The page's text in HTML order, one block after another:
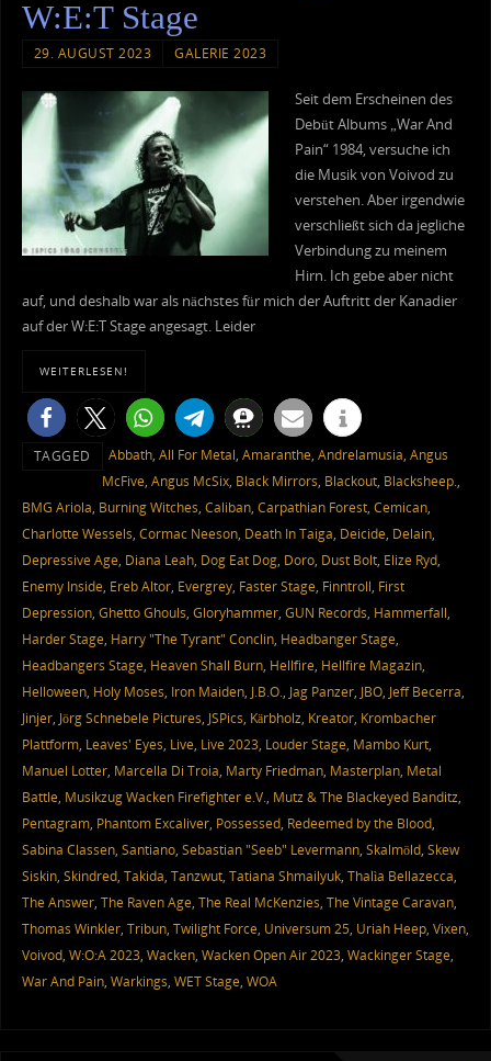
W:E:T Stage
29. AUGUST 2023 GALERIE 2023
Seit dem Erscheinen des
Debüt Albums „War And
Pain“ 1984, versuche ich
die Musik von Voivod zu
verstehen. Aber irgendwie
verschließt sich da jegliche
Verbindung zu meinem
Hirn. Ich gebe aber nicht
auf, und deshalb war als nächstes für mich der Auftritt der Kanadier
auf der W:E:T Stage angesagt. Leider
WEITERLESEN!
TAGGED Abbath, All For Metal, Amaranthe, Andrelamusia, Angus
McFive, Angus McSix, Black Mirrors, Blackout, Blacksheep.,
BMG Ariola, Burning Witches, Caliban, Carpathian Forest, Cemican,
Charlotte Wessels, Cormac Neeson, Death In Taiga, Deicide, Delain,
Depressive Age, Diana Leah, Dog Eat Dog, Doro, Dust Bolt, Elize Ryd,
Enemy Inside, Ereb Altor, Evergrey, Faster Stage, Finntroll, First
Depression, Ghetto Ghouls, Gloryhammer, GUN Records, Hammerfall,
Harder Stage, Harry "The Tyrant" Conclin, Headbanger Stage,
Headbangers Stage, Heaven Shall Burn, Hellfire, Hellfire Magazin,
Helloween, Holy Moses, Iron Maiden, J.B.O., Jag Panzer, JBO, Jeff Becerra,
Jinjer, Jörg Schnebele Pictures, JSPics, Kärbholz, Kreator, Krombacher
Plattform, Leaves' Eyes, Live, Live 2023, Louder Stage, Mambo Kurt,
Manuel Lotter, Marcella Di Troia, Marty Friedman, Masterplan, Metal
Battle, Musikzug Wacken Firefighter e.V., Mutz & The Blackeyed Banditz,
Pentagram, Phantom Excaliver, Possessed, Redeemed by the Blood,
Sabina Classen, Santiano, Sebastian "Seeb" Levermann, Skalmöld, Skew
Siskin, Skindred, Takida, Tanzwut, Tatiana Shmailyuk, Thalìa Bellazecca,
The Answer, The Raven Age, The Real McKenzies, The Vintage Caravan,
Thomas Winkler, Tribun, Twilight Force, Universum 25, Uriah Heep, Vixen,
Voivod, W:O:A 2023, Wacken, Wacken Open Air 2023, Wackinger Stage,
War And Pain, Warkings, WET Stage, WOA